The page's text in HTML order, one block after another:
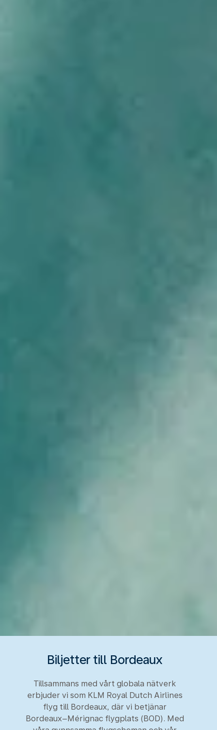
Biljetter till Bordeaux
Tillsammans med vårt globala nätverk
erbjuder vi som KLM Royal Dutch Airlines
flyg till Bordeaux, där vi betjänar
Bordeaux–Mérignac flygplats (BOD). Med